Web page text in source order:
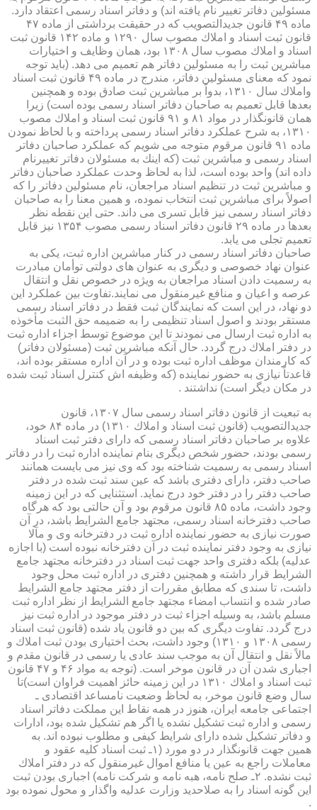
مسئولین دفاتر تغییر نام یافته اند) و دفاتر اسناد رسمی اعتقاد دارد.
ماده ۴۹ قانون جدیدالتصویب كه در حقیقت برداشتی از ماده ۴۷
قانون ثبت اسناد و املاك مصوب سال ۱۲۹۰ و ماده ۱۴۲ قانون ثبت
اسناد و املاك مصوب سال ۱۳۰۸ بود، همان وظایف و اختیارات
مباشرین ثبت را به مسئولین دفاتر هم تعمیم می دهد. (باید توجه
نمود كه معنای مسئولین دفاتر، مندرج در ماده ۴۹ قانون ثبت اسناد
واملاك سال ۱۳۱۰، بدواً بر مباشرین ثبت صادق بوده و همچنین
بعدها قابل تعمیم به صاحبان دفاتر اسناد رسمی بوده است) زیرا
همان قانونگذار در مواد ۸۱ و ۹۱ قانون ثبت اسناد و املاك مصوب
۱۳۱۰، به شرح عملكرد دفاتر اسناد رسمی پرداخته و با لحاظ نمودن
ماده ۹۱ قانون مرقوم متوجه می شویم كه عملكرد صاحبان دفاتر
اسناد رسمی و مباشرین ثبت (كه اینك به مسئولان دفاتر تغییرنام
داده اند) واحد بوده است، لذا به لحاظ وحدت عملكرد صاحبان دفاتر
و مباشرین ثبت در تنظیم اسناد مراجعان، نام مسئولین دفاتر را كه
اصولاً برای مباشرین ثبت انتخاب نموده، و همین معنا را به صاحبان
دفاتر اسناد رسمی نیز قابل تسری می داند. حتی این نقطه نظر
بعدها در ماده ۲۹ قانون دفاتر اسناد رسمی مصوب ۱۳۵۴ نیز قابل
تعمیم تجلی می یابد.
صاحبان دفاتر اسناد رسمی در كنار مباشرین اداره ثبت، یكی به
عنوان نهاد خصوصی و دیگری به عنوان های دولتی توأمان مبادرت
به رسمیت دادن اسناد مراجعان به ویژه در خصوص نقل و انتقال
عرصه و اعیان و منافع غیرمنقول می نمایند.تفاوت بین عملكرد این
دو نهاد، در این است كه نمایندگان ثبت فقط در دفاتر اسناد رسمی
مستقر بودند و اصول اسناد تنظیمی را به ضمیمه حق الثبت مأخوذه
به اداره ثبت ارسال می نمودند تا این موضوع توسط اجزاء اداره ثبت
در دفتر املاك درج گردد. حال آنكه مباشرین ثبت (مسئولان دفاتر)
كه كارمندان موظف اداره ثبت بوده و در آن اداره مستقر بوده اند،
قاعدتاً نیازی به حضور نماینده (كه وظیفه اش كنترل اسناد ثبت شده
در مكان دیگر است) نداشتند .
به تبعیت از قانون دفاتر اسناد رسمی سال ۱۳۰۷، قانون
جدیدالتصویب (قانون ثبت اسناد و املاك ۱۳۱۰) در ماده ۸۴ خود،
علاوه بر صاحبان دفاتر اسناد رسمی كه دارای دفتر ثبت اسناد
رسمی بودند، حضور شخص دیگری بنام نماینده اداره ثبت را در دفاتر
اسناد رسمی به رسمیت شناخته بود كه وی نیز می بایست همانند
صاحب دفتر، دارای دفتری باشد كه عین سند ثبت شده در دفتر
صاحب دفتر را در دفتر خود درج نماید. استثنایی كه در این زمینه
وجود داشت، ماده ۸۵ قانون مرقوم بود و آن حالتی بود كه هرگاه
صاحب دفترخانه اسناد رسمی، مجتهد جامع الشرایط باشد، در آن
صورت نیازی به حضور نماینده اداره ثبت در دفترخانه وی و مآلا
نیازی به وجود دفتر نماینده ثبت در آن دفترخانه نبوده است (با اجازه
عدلیه) بلكه دفتری واحد جهت ثبت اسناد در دفترخانه مجتهد جامع
الشرایط قرار داشته و همچنین دفتری در اداره ثبت محل وجود
داشت، تا سندی كه مطابق مقررات از دفتر مجتهد جامع الشرایط
صادر شده و انتساب امضاء مجتهد جامع الشرایط از نظر اداره ثبت
مسلم باشد، به وسیله اجزاء ثبت در دفتر موجود در اداره ثبت نیز
درج گردد. تفاوت دیگری كه بین دو قانون یاد شده (قانون ثبت اسناد
رسمی ۱۳۰۸ و ۱۳۱۰) وجود داشت، بحث اختیاری بودن ثبت املاك و
مالاً نقل و انتقال آن به موجب سند عادی یا رسمی در قانون مقدم و
اجباری شدن آن در قانون موخر است. (توجه به مواد ۴۶ و ۴۷ قانون
ثبت اسناد و املاك ۱۳۱۰ در این زمینه حائز اهمیت فراوان است)تا
سال وضع قانون موخر، به لحاظ وضعیت نامساعد اقتصادی ـ
اجتماعی جامعه ایران، هنوز در همه نقاط این مملكت دفاتر اسناد
رسمی و اداره ثبت تشكیل نشده یا اگر هم تشكیل شده بود، ادارات
و دفاتر تشكیل شده دارای شرایط كیفی و مطلوب نبوده اند. به
همین جهت قانونگذار در دو مورد (۱ـ ثبت اسناد كلیه عقود و
معاملات راجع به عین یا منافع اموال غیرمنقول كه در دفتر املاك
ثبت نشده. ۲ـ صلح نامه، هبه نامه و شركت نامه) اجباری بودن ثبت
این گونه اسناد را به صلاحدید وزارت عدلیه واگذار و محول نموده بود
.